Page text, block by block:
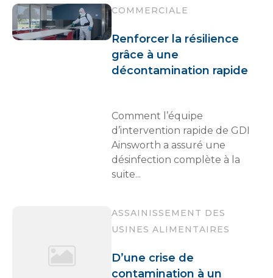
COMMERCIALE
Renforcer la résilience
grâce à une
décontamination rapide
Comment l’équipe
d’intervention rapide de GDI
Ainsworth a assuré une
désinfection complète à la
suite...
ASSAINISSEMENT DES
USINES ALIMENTAIRES
D’une crise de
contamination à un